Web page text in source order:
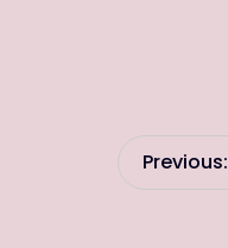
投Previous: